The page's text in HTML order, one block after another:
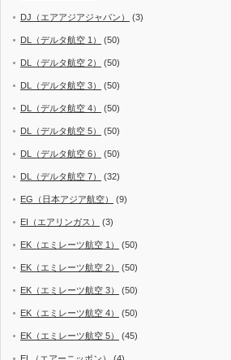
DJ（エアアジアジャパン） (3)
DL（デルタ航空 1） (50)
DL（デルタ航空 2） (50)
DL（デルタ航空 3） (50)
DL（デルタ航空 4） (50)
DL（デルタ航空 5） (50)
DL（デルタ航空 6） (50)
DL（デルタ航空 7） (32)
EG（日本アジア航空） (9)
EI（エアリンガス） (3)
EK（エミレーツ航空 1） (50)
EK（エミレーツ航空 2） (50)
EK（エミレーツ航空 3） (50)
EK（エミレーツ航空 4） (50)
EK（エミレーツ航空 5） (45)
EL（エアーニッポン） (4)